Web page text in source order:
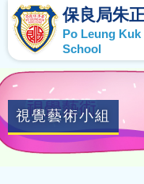
保良局朱
Po Leung
School
視覺藝術小組